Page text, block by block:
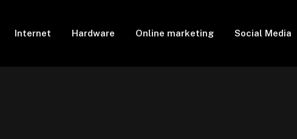
Internet Hardware Online marketing Social Media